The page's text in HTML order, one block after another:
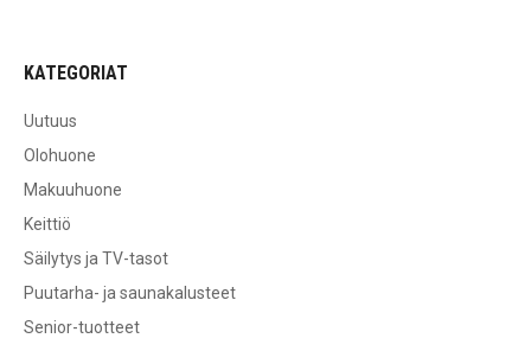
KATEGORIAT
Uutuus
Olohuone
Makuuhuone
Keittiö
Säilytys ja TV-tasot
Puutarha- ja saunakalusteet
Senior-tuotteet